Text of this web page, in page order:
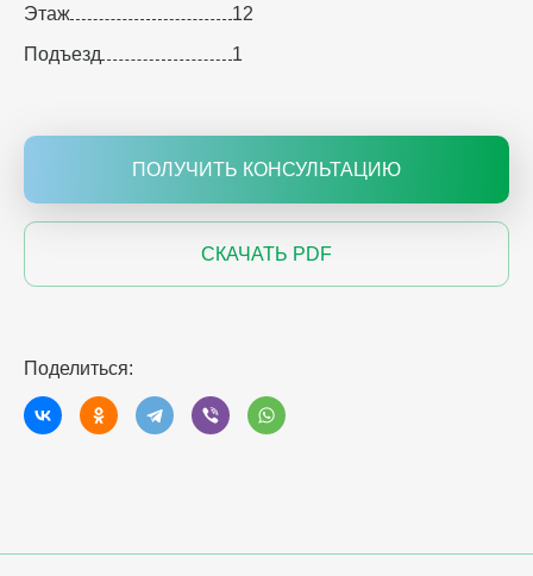
Этаж
12
Подъезд
1
ПОЛУЧИТЬ КОНСУЛЬТАЦИЮ
СКАЧАТЬ PDF
Поделиться: